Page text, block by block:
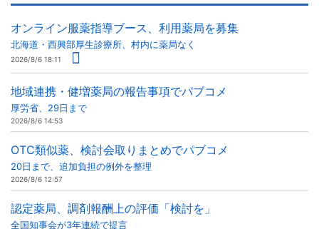
オンライン服薬指導ブース、利用薬局を募集
北海道・西興部厚生診療所、村内に薬局なく
2026/8/6 18:11
地域連携・健増薬局の報告事項でパブコメ
厚労省、29日まで
2026/8/6 14:53
OTC類似薬、検討会取りまとめでパブコメ
20日まで、追加負担の例外を整理
2026/8/6 12:57
認定薬局、調剤報酬上の評価「検討を」
全国知事会が3年連続で提言